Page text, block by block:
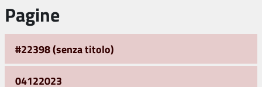
Pagine
#22398 (senza titolo)
04122023